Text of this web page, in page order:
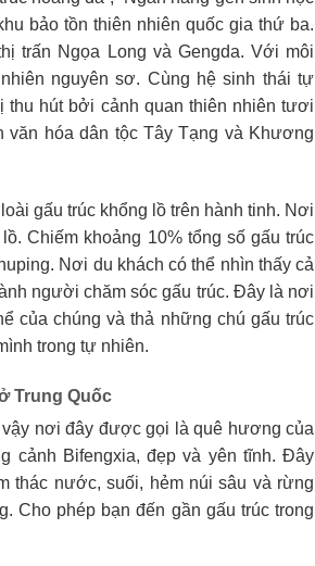
bảo tồn thiên nhiên quốc gia thứ ba.
trấn Ngọa Long và Gengda. Với môi
nguyên sơ. Cùng hệ sinh thái tự
thu hút bởi cảnh quan thiên nhiên tươi
văn hóa dân tộc Tây Tạng và Khương
gấu trúc khổng lồ trên hành tinh. Nơi
Chiếm khoảng 10% tổng số gấu trúc
Nơi du khách có thể nhìn thấy cả
người chăm sóc gấu trúc. Đây là nơi
của chúng và thả những chú gấu trúc
trong tự nhiên.
Trung Quốc
nơi đây được gọi là quê hương của
cảnh Bifengxia, đẹp và yên tĩnh. Đây
thác nước, suối, hẻm núi sâu và rừng
Cho phép bạn đến gần gấu trúc trong